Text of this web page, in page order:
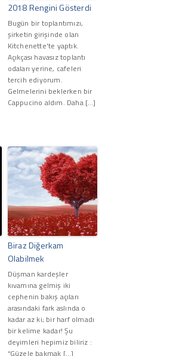
2018 Rengini Gösterdi
Bugün bir toplantımızı,
şirketin girişinde olan
Kitchenette'te yaptık.
Açıkçası havasız toplantı
odaları yerine, cafeleri
tercih ediyorum.
Gelmelerini beklerken bir
Cappucino aldım. Daha […]
Biraz Diğerkam
Olabilmek
Düşman kardeşler
kıvamına gelmiş iki
cephenin bakış açıları
arasındaki fark aslında o
kadar az ki; bir harf olmadı
bir kelime kadar! Şu
deyimleri hepimiz biliriz :
“Güzele bakmak […]